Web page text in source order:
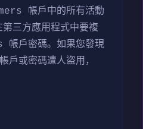
帳戶中的所有活動
三方應用程式中要複
帳戶密碼。如果您發現
或密碼遭人盜用，